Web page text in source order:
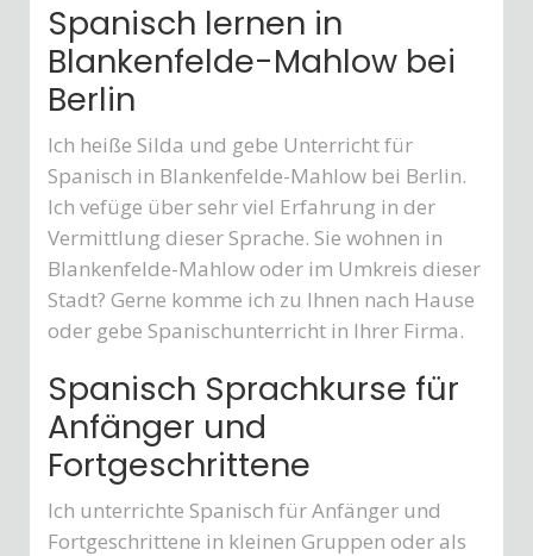
Spanisch lernen in
Blankenfelde-Mahlow bei
Berlin
Ich heiße Silda und gebe Unterricht für
Spanisch in Blankenfelde-Mahlow bei Berlin.
Ich vefüge über sehr viel Erfahrung in der
Vermittlung dieser Sprache. Sie wohnen in
Blankenfelde-Mahlow oder im Umkreis dieser
Stadt? Gerne komme ich zu Ihnen nach Hause
oder gebe Spanischunterricht in Ihrer Firma.
Spanisch Sprachkurse für
Anfänger und
Fortgeschrittene
Ich unterrichte Spanisch für Anfänger und
Fortgeschrittene in kleinen Gruppen oder als